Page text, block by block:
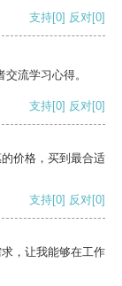
支持[0] 反对[0]
流学习心得。
支持[0] 反对[0]
价格，买到最合适
支持[0] 反对[0]
，让我能够在工作